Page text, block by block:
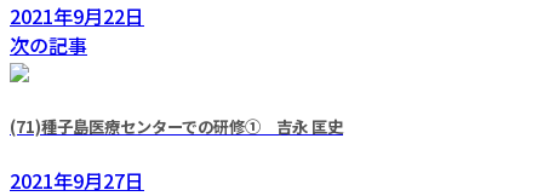
2021年9月22日
次の記事
(71)種子島医療センターでの研修① 吉永 匡史
2021年9月27日